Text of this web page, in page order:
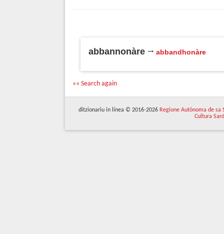
abbannonàre abbandhonàre
«« Search again
ditzionariu in línea © 2016-2026 Regione Autònoma de sa
Cultura